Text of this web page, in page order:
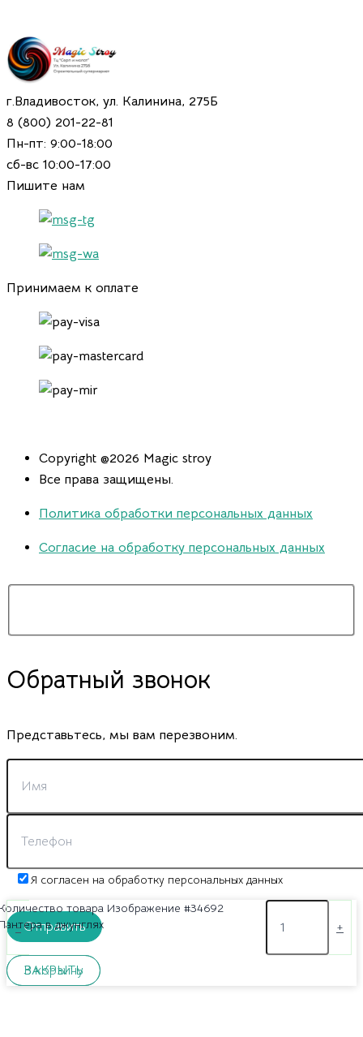
г.Владивосток, ул. Калинина, 275Б
8 (800) 201-22-81
Пн-пт: 9:00-18:00
сб-вс 10:00-17:00
Пишите нам
Принимаем к оплате
Copyright @2026 Magic stroy
Все права защищены.
Политика обработки персональных данных
Согласие на обработку персональных данных
Обратный звонок
Представьтесь, мы вам перезвоним.
Я согласен на обработку персональных данных
ЗАКРЫТЬ
-
товара Изображение #34692
в джунглях
+
В корзину